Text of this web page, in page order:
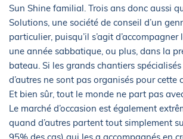
Sun Shine familial. Trois ans donc aussi
Solutions, une société de conseil d’un
particulier, puisqu’il s’agit
une année sabbatique, ou plus, dans la
bateau. Si les grands chantiers
d’autres ne sont pas organisés pour cette
Et bien sûr, tout le monde ne part pas
Le marché d’occasion est également
quand d’autres partent tout simplement
95% des cas) qui les a accompagnés en